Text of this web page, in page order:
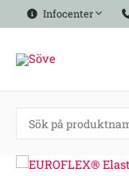
Hoppa
till
Infocenter
EUROFLEX®